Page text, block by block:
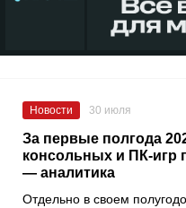
Новости 30 июля
За первые полгода
консольных и ПК-игр
— аналитика
Отдельно в своем